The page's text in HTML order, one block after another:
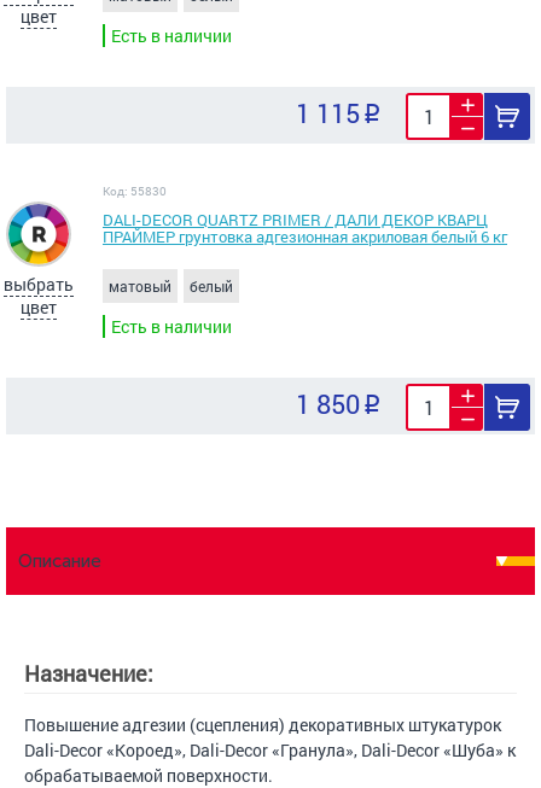
цвет
Есть в наличии
1 115
выбрать
цвет
Код: 55830
DALI-DECOR QUARTZ PRIMER / ДАЛИ ДЕКОР КВАРЦ
ПРАЙМЕР грунтовка адгезионная акриловая белый 6 кг
матовый белый
Есть в наличии
1 850
Описание
Назначение:
Повышение адгезии (сцепления) декоративных штукатурок
Dali-Decor «Короед», Dali-Decor «Гранула», Dali-Decor «Шуба» к
обрабатываемой поверхности.